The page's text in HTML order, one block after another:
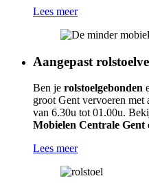
Lees meer
Aangepast
Ben je rolstoelgebonden
groot Gent vervoeren met
van 6.30u tot 01.00u.
Mobielen Centrale Gent
Lees meer